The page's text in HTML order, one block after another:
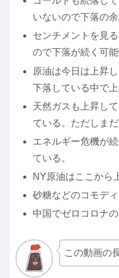
いないので下落の余
センチメントを見
ので下落が続く可能
原油は今日は上昇
下落している中で上
天然ガスも上昇し
ている。ただしまだ
エネルギー危機が
ている。
NY原油はここから
砂糖などのコモデ
中国でゼロコロナ
この動画の